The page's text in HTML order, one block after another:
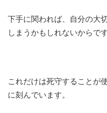
下手に関われば、自分の大
しまうかもしれないからです
これだけは死守することが
に刻んでいます。